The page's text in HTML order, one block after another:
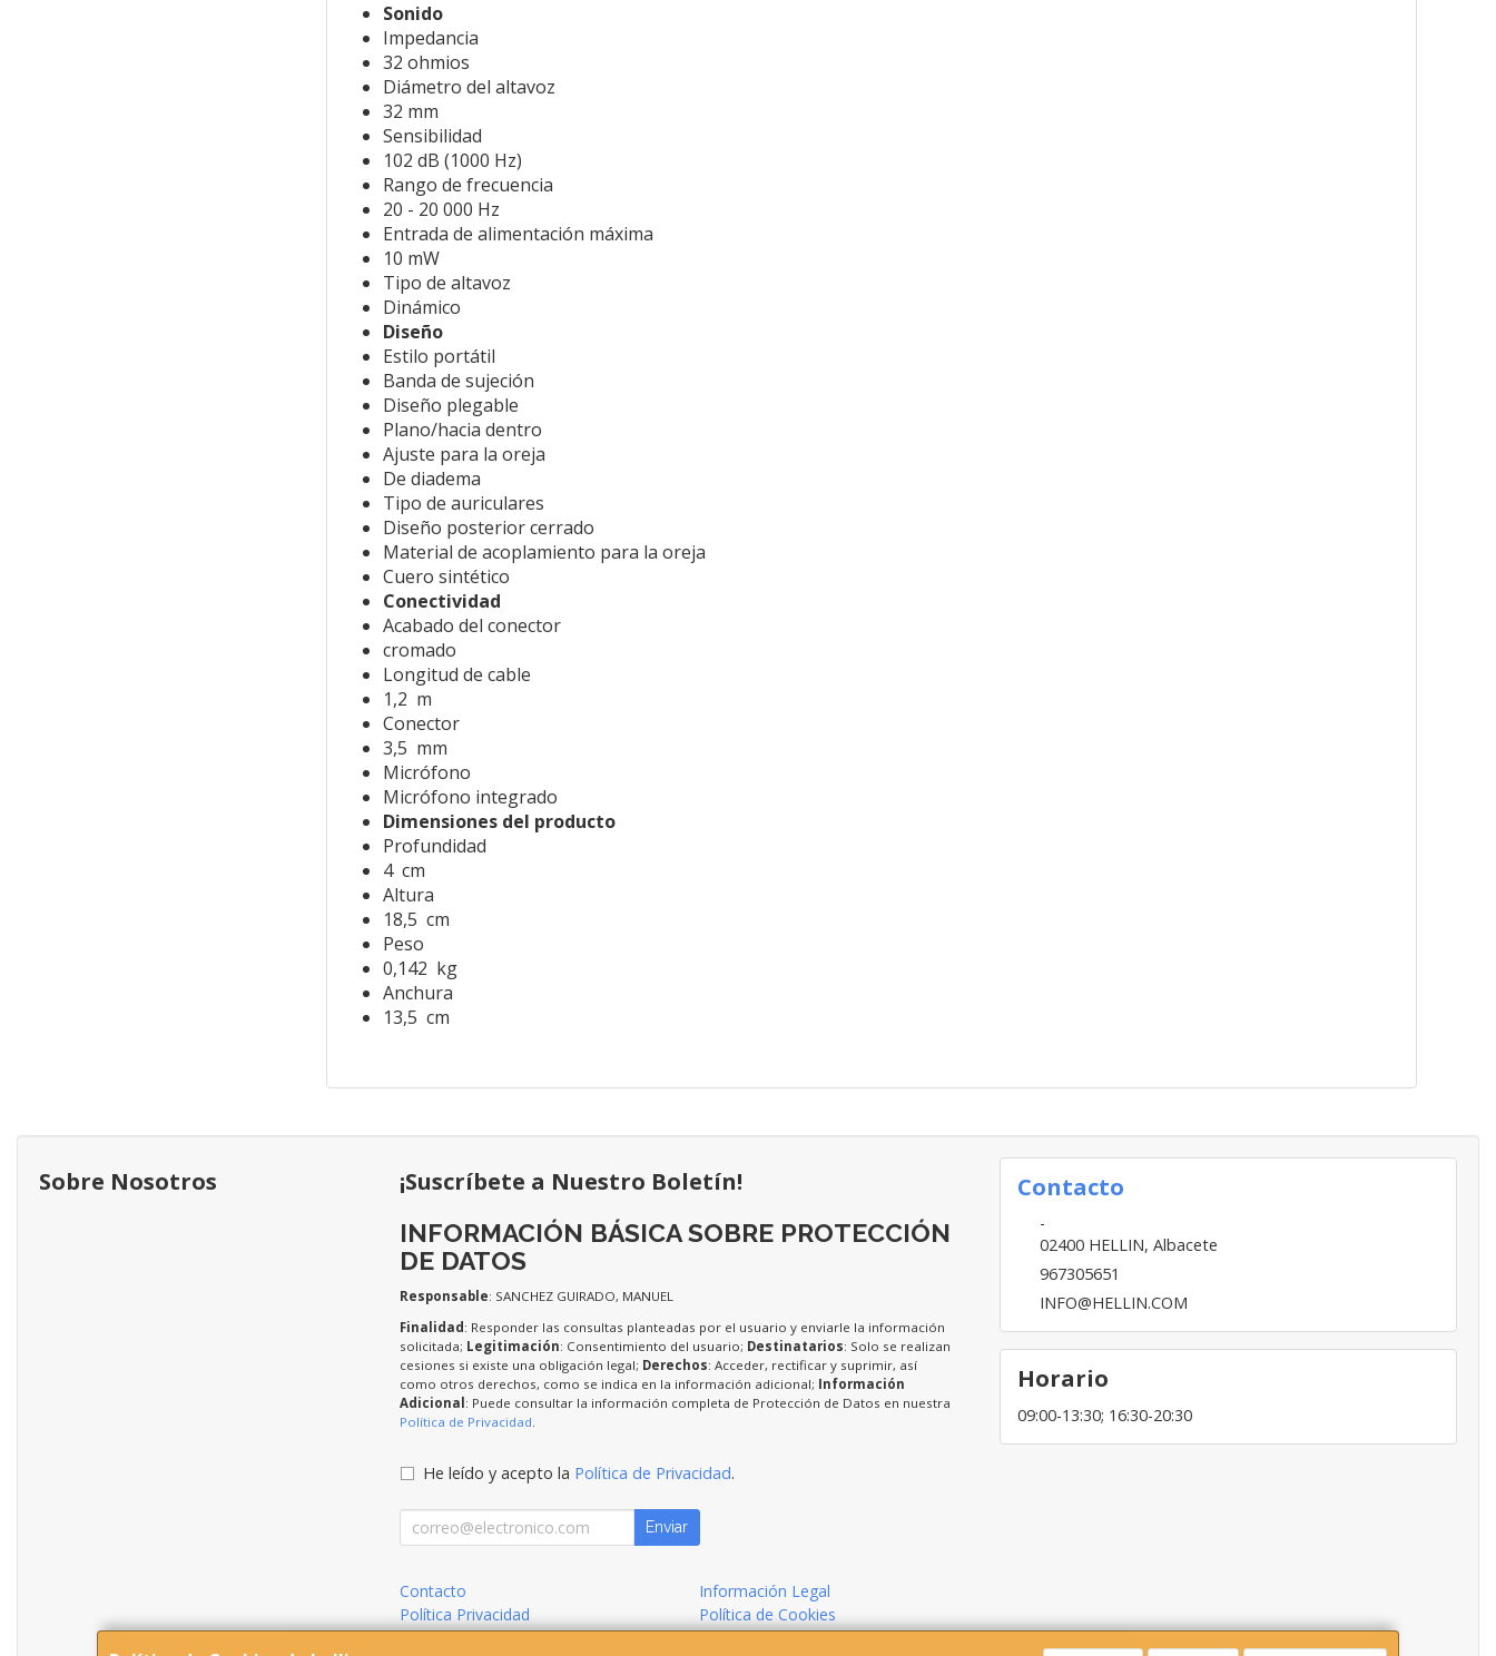
Sonido
Impedancia
32 ohmios
Diámetro del altavoz
32 mm
Sensibilidad
102 dB (1000 Hz)
Rango de frecuencia
20 - 20 000 Hz
Entrada de alimentación máxima
10 mW
Tipo de altavoz
Dinámico
Diseño
Estilo portátil
Banda de sujeción
Diseño plegable
Plano/hacia dentro
Ajuste para la oreja
De diadema
Tipo de auriculares
Diseño posterior cerrado
Material de acoplamiento para la oreja
Cuero sintético
Conectividad
Acabado del conector
cromado
Longitud de cable
1,2 m
Conector
3,5 mm
Micrófono
Micrófono integrado
Dimensiones del producto
Profundidad
4 cm
Altura
18,5 cm
Peso
0,142 kg
Anchura
13,5 cm
Sobre Nosotros
¡Suscríbete a Nuestro Boletín!
INFORMACIÓN BÁSICA SOBRE PROTECCIÓN
DE DATOS
Responsable: SANCHEZ GUIRADO, MANUEL
Finalidad : Responder las consultas planteadas por el usuario y enviarle la información
solicitada; Legitimación: Consentimiento del usuario; Destinatarios: Solo se realizan
cesiones si existe una obligación legal; Derechos: Acceder, rectificar y suprimir, así
como otros derechos, como se indica en la información adicional; Información
Adicional : Puede consultar la información completa de Protección de Datos en nuestra
Política de Privacidad.
He leído y acepto la Política de Privacidad.
Enviar
Contacto
Información Legal
Política Privacidad
Política de Cookies
Condiciones de Compra
Formas de Pago
Contacto
-
02400 HELLIN, Albacete
967305651
INFO@HELLIN.COM
Horario
09:00-13:30; 16:30-20:30